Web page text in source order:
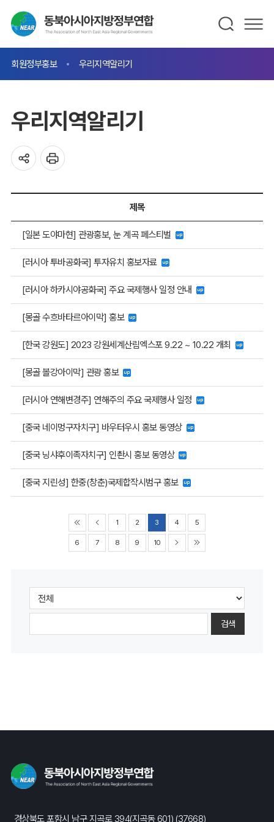
회원정부홍보 우리지역알리기
우리지역알리기
제목
[일본 도야마현] 관광홍보, 눈 계곡 페스티벌
[러시아 투바공화국] 투자유치 홍보자료
[러시아 하카시야공화국] 주요 국제행사 일정 안내
[몽골 수흐바타르아이막] 홍보
[한국 강원도] 2023 강원세계산림엑스포 9.22 ~ 10.22 개최
[몽골 볼강아이막] 관광 홍보
[러시아 연해변경주] 연해주의 주요 국제행사 일정
[중국 네이멍구자치구] 바우터우시 홍보 동영상
[중국 닝샤후이족자치구] 인촨시 홍보 동영상
[중국 지린성] 한중(창춘)국제합작시범구 홍보
1 2 3 4 5
6 7 8 9 10
검색
경상북도 포항시 남구 지곡로 394(지곡동 601) (37668)